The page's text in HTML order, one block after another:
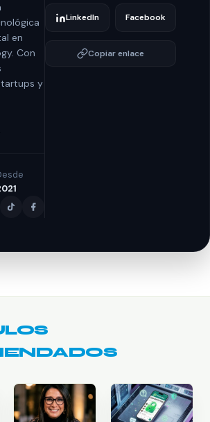
en
Con
y
LinkedIn Facebook
Copiar enlace